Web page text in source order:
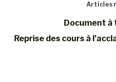
Articles
Document à
Reprise des cours à